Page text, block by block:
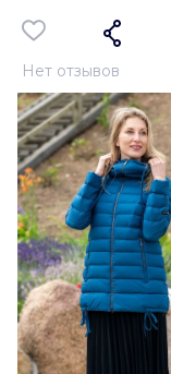
Нет отзывов